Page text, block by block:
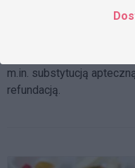
środków spożywczych
m.in. substytucją
refundacją.